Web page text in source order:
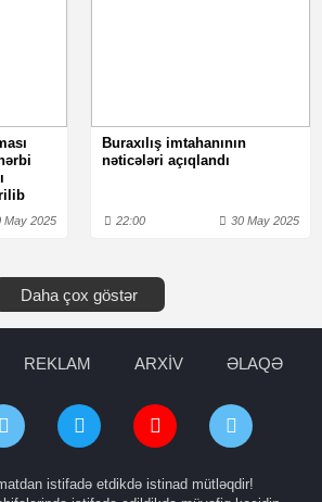
May 2025
Buraxılış imtahanının
nəticələri açıqlandı
22:00 30 May 2025
Daha çox göstər
REKLAM ARXİV ƏLAQƏ
istifadə etdikdə istinad mütləqdir!